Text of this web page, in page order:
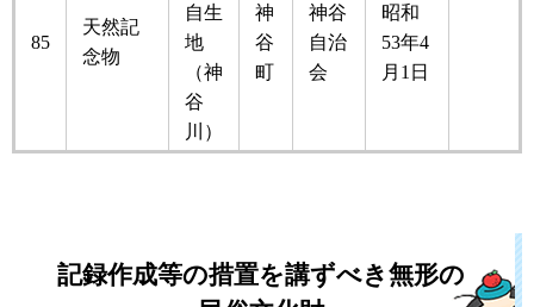
85
天然記
念物
自生
地
（神
谷
川）
神
谷
町
神谷
自治
会
昭和
53年4
月1日
記録作成等の措置を講ずべき無形の